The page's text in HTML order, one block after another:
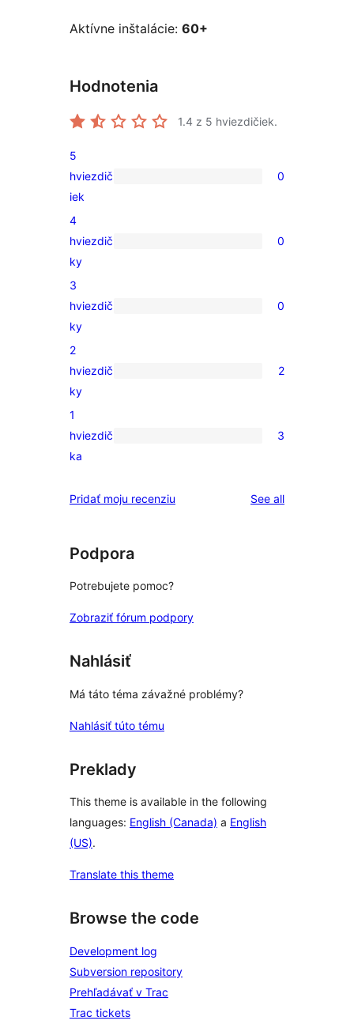
Aktívne inštalácie: 60+
Hodnotenia
1.4 z 5 hviezdičiek.
0
recenzií
s
5-
hviezdičkovým
hodnotením
5
hviezdič
iek
0
0
recenzií
s
4-
hviezdičkovým
hodnotením
4
hviezdič
ky
0
0
recenzií
s
3-
hviezdičkovým
hodnotením
3
hviezdič
ky
0
2
recenzie
s
2-
hviezdičkovým
2
hviezdič
ky
2
3
recenzie
1-
hodnotením
1
hviezdič
ka
3
Pridať moju recenziu See allreviews
Podpora
Potrebujete pomoc?
Zobraziť fórum podpory
Nahlásiť
Má táto téma závažné problémy?
Nahlásiť túto tému
Preklady
This theme is available in the following
languages: English (Canada) a English
(US).
Translate this theme
Browse the code
Development log
Subversion repository
Prehľadávať v Trac
Trac tickets